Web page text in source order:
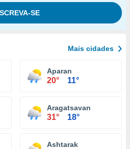
Mais cidades
Aparan
20° 11°
Aragatsavan
31° 18°
Ashtarak